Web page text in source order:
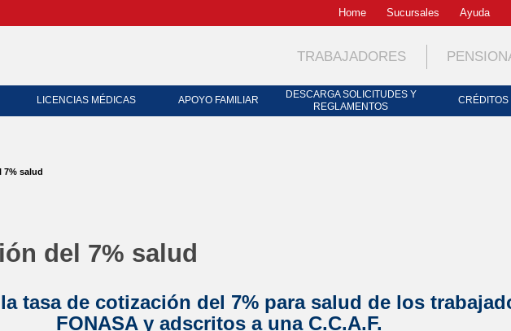
Home Sucursales Ayuda
TRABAJADORES
LICENCIAS MÉDICAS APOYO FAMILIAR
DESCARGA SOLICITUDES Y
REGLAMENTOS
CRÉDITOS
7% salud
del 7% salud
tasa de cotización del 7% para salud de los
FONASA y adscritos a una C.C.A.F.